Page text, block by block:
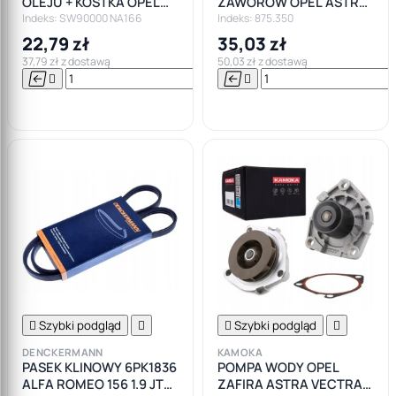
2.0 CDTI
Indeks: SW90000 NA166
22,79 zł
37,79 zł z dostawą
  

H ZAFIRA B VECTRA C
SIGNUM 1.9 CDTI
Indeks: 875.350
35,03 zł
50,03 zł z dostawą
 
 Szybki podgląd 
DENCKERMANN
PASEK KLINOWY 6PK1836
ALFA ROMEO 156 1.9 JTD
 Szybki podgląd 
KAMOKA
POMPA WODY OPEL
ZAFIRA ASTRA VECTRA